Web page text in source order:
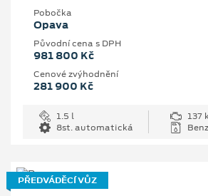
Pobočka
Opava
Původní cena s DPH
981 800 Kč
Cenové zvýhodnění
281 900 Kč
1.5 l
137
8st. automatická
PŘEDVÁDĚCÍ VŮZ